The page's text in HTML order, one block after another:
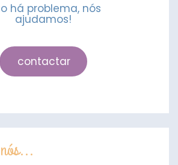
há problema, nós
ajudamos!
contactar